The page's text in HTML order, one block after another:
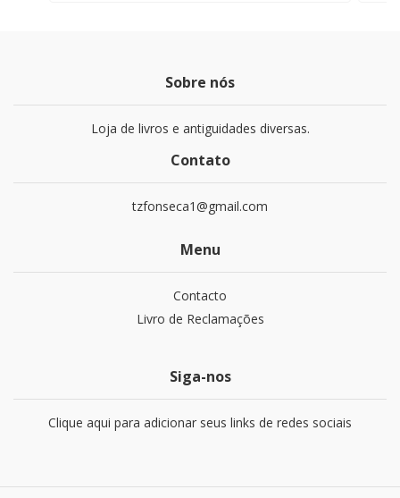
Sobre nós
Loja de livros e antiguidades diversas.
Contato
tzfonseca1@gmail.com
Menu
Contacto
Livro de Reclamações
Siga-nos
Clique aqui para adicionar seus links de redes sociais